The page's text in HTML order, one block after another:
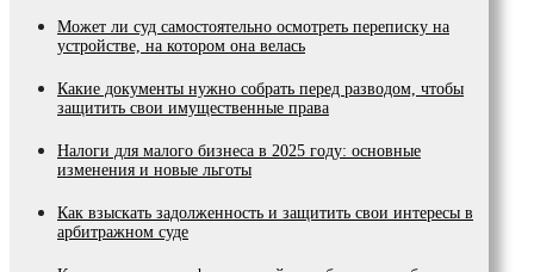
Может ли суд самостоятельно осмотреть переписку на
устройстве, на котором она велась
Какие документы нужно собрать перед разводом, чтобы
защитить свои имущественные права
Налоги для малого бизнеса в 2025 году: основные
изменения и новые льготы
Как взыскать задолженность и защитить свои интересы в
арбитражном суде